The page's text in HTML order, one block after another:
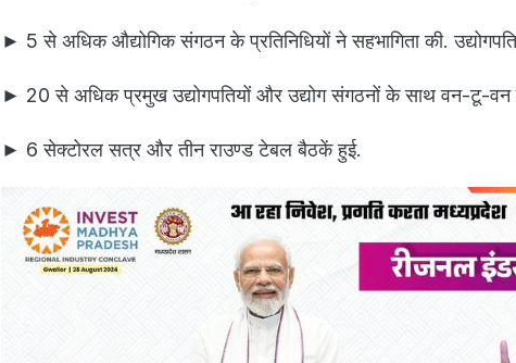
► 5 से अधिक औद्योगिक संगठन के प्रतिनिधियों ने सहभागिता की.
► 20 से अधिक प्रमुख उद्योगपतियों और उद्योग संगठनों के साथ वन-टू-वन
► 6 सेक्टोरल सत्र और तीन राउण्ड टेबल बैठकें हुई.